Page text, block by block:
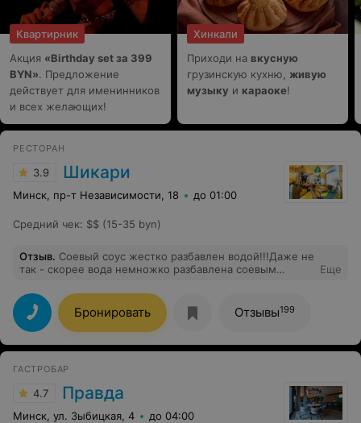
Квартирник
Акция «Birthday set за 399
BYN». Предложение
действует для именинников
и всех желающих!
Хинкали
Приходи на вкусную
грузинскую кухню, живую
музыку и караоке!
РЕСТОРАН
3.9 Шикари
Минск, пр-т Независимости, 18 до 01:00
Средний чек: $$ (15-35 byn)
Отзыв. Соевый соус жестко разбавлен водой!!!Даже не
так - скорее вода немножко разбавлена соевым
кусочек рыбы; мини-кусочек угря и т.д., и т.п.
Еще
Бронировать Отзывы199
ГАСТРОБАР
4.7 Правда
Минск, ул. Зыбицкая, 4 до 04:00